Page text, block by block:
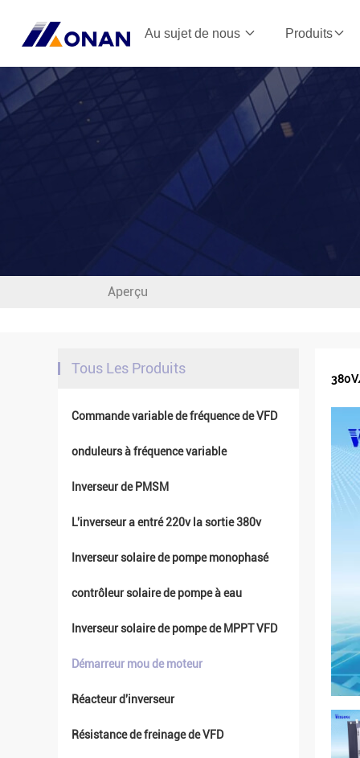
Au sujet de nous Produits
Aperçu
Tous Les Produits
Commande variable de fréquence de VFD
onduleurs à fréquence variable
Inverseur de PMSM
L'inverseur a entré 220v la sortie 380v
Inverseur solaire de pompe monophasé
contrôleur solaire de pompe à eau
Inverseur solaire de pompe de MPPT VFD
Démarreur mou de moteur
Réacteur d'inverseur
Résistance de freinage de VFD